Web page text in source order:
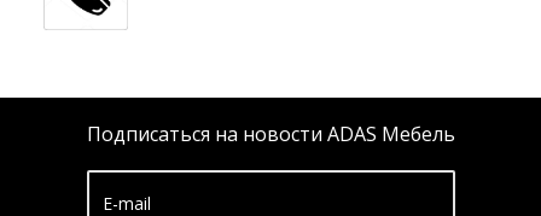
Подписаться на новости ADAS Мебель
E-mail